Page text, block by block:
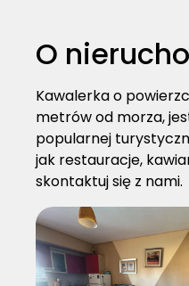
O
Kawalerka o
metrów od morza,
popularnej
jak restauracje,
skontaktuj się z nami.